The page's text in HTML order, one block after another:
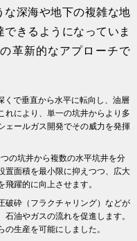
な深海や地下の複雑な地
きるようになっていま
革新的なアプローチで
くで垂直から水平に転向し、油層
れにより、単一の坑井からより多
ェールガス開発でその威力を発揮
の坑井から複数の水平坑井を分
置面積を最小限に抑えつつ、広大
躍的に向上させます。
破砕（フラクチャリング）などが
油やガスの流れを促進します。
生産を可能にしました。